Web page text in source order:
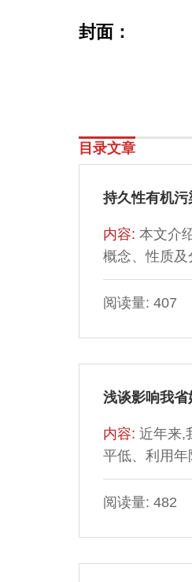
封面：
目录文章
持久性有机
内容: 本文介
概念、性质及
阅读量: 407
浅谈影响我
内容: 近年来,
平低、利用
(占9%),其余
状,提出一些
阅读量: 482